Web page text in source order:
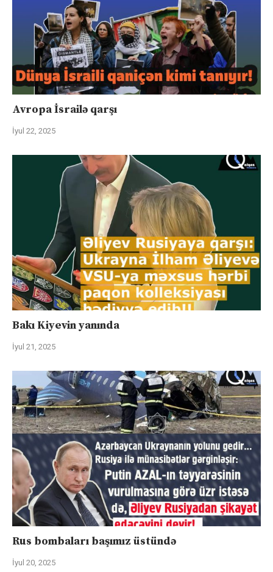
Avropa İsrailə qarşı
İyul 22, 2025
Bakı Kiyevin yanında
İyul 21, 2025
Rus bombaları başımız üstündə
İyul 20, 2025